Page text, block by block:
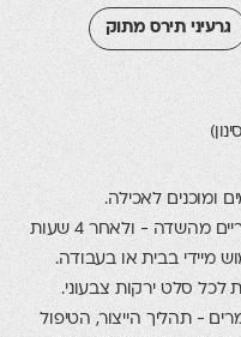
תירס מתוק
לאכילה.
גרעיני התירס המתוקים נקטפים כשהם טריים מהשדה - ולאחר 4 שעות
בבית או בעבודה.
ירקות צבעוני.
הייצור, הטיפול